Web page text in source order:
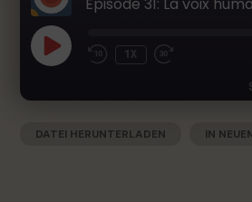
h
r
e
1X
Apple Podcasts
SHARE
DATEI HERUNTERLADEN
IN